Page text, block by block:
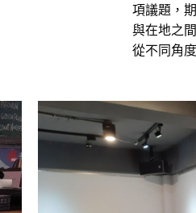
項議題，
與在地之
從不同角